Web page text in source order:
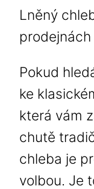
Lněný
Pokud
ke
která vám
chutě
chleba je
volbou. Je